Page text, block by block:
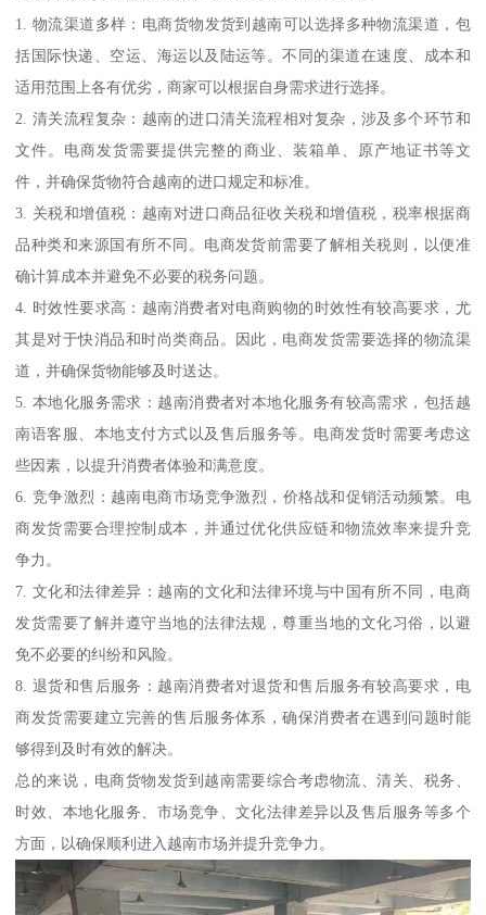
1. 物流渠道多样：电商货物发货到越南可以选择多种物流渠道，包
括国际快递、空运、海运以及陆运等。不同的渠道在速度、成本和
适用范围上各有优劣，商家可以根据自身需求进行选择。
2. 清关流程复杂：越南的进口清关流程相对复杂，涉及多个环节和
文件。电商发货需要提供完整的商业、装箱单、原产地证书等文
件，并确保货物符合越南的进口规定和标准。
3. 关税和增值税：越南对进口商品征收关税和增值税，税率根据商
品种类和来源国有所不同。电商发货前需要了解相关税则，以便准
确计算成本并避免不必要的税务问题。
4. 时效性要求高：越南消费者对电商购物的时效性有较高要求，尤
其是对于快消品和时尚类商品。因此，电商发货需要选择的物流渠
道，并确保货物能够及时送达。
5. 本地化服务需求：越南消费者对本地化服务有较高需求，包括越
南语客服、本地支付方式以及售后服务等。电商发货时需要考虑这
些因素，以提升消费者体验和满意度。
6. 竞争激烈：越南电商市场竞争激烈，价格战和促销活动频繁。电
商发货需要合理控制成本，并通过优化供应链和物流效率来提升竞
争力。
7. 文化和法律差异：越南的文化和法律环境与中国有所不同，电商
发货需要了解并遵守当地的法律法规，尊重当地的文化习俗，以避
免不必要的纠纷和风险。
8. 退货和售后服务：越南消费者对退货和售后服务有较高要求，电
商发货需要建立完善的售后服务体系，确保消费者在遇到问题时能
够得到及时有效的解决。
总的来说，电商货物发货到越南需要综合考虑物流、清关、税务、
时效、本地化服务、市场竞争、文化法律差异以及售后服务等多个
方面，以确保顺利进入越南市场并提升竞争力。